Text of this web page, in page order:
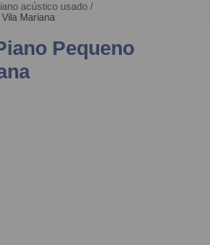
acústico usado
Mariana
Pequeno